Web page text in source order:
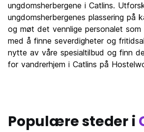
ungdomsherbergene i Catlins.
ungdomsherbergenes plassering på
og møt det vennlige personalet som
med å finne severdigheter og
nytte av våre spesialtilbud og finn
for vandrerhjem i Catlins på
Populære steder i